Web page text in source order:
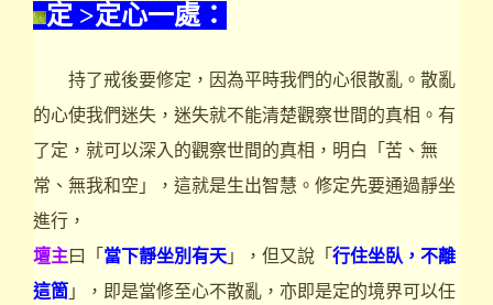
定 >定心一處：
持了戒後要修定，因為平時我們的心很散亂。散亂
的心使我們迷失，迷失就不能清楚觀察世間的真相。有
了定，就可以深入的觀察世間的真相，明白「苦、無
常、無我和空」，這就是生出智慧。修定先要通過靜坐
進行，
壇主曰「當下靜坐別有天」，但又說「行住坐臥，不離
這箇」，即是當修至心不散亂，亦即是定的境界可以任